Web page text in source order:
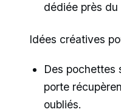
dédiée près du
Idées créatives
Des pochettes
porte
oubliés.